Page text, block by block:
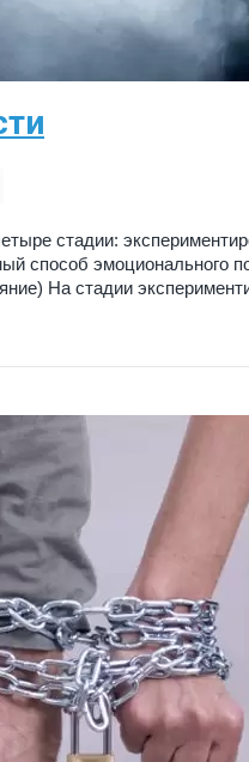
стадии:
способ эмоционального
На стадии